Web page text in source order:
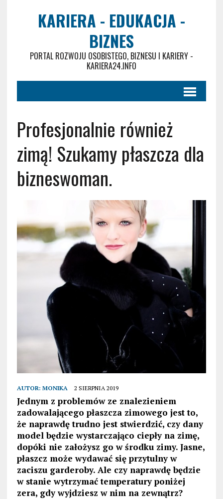
KARIERA - EDUKACJA -
BIZNES
PORTAL ROZWOJU OSOBISTEGO, BIZNESU I KARIERY -
KARIERA24.INFO
Profesjonalnie również
zimą! Szukamy płaszcza dla
bizneswoman.
AUTOR: MONIKA 2 SIERPNIA 2019
Jednym z problemów ze znalezieniem
zadowalającego płaszcza zimowego jest to,
że naprawdę trudno jest stwierdzić, czy dany
model będzie wystarczająco ciepły na zimę,
dopóki nie założysz go w środku zimy. Jasne,
płaszcz może wydawać się przytulny w
zaciszu garderoby. Ale czy naprawdę będzie
w stanie wytrzymać temperatury poniżej
zera, gdy wyjdziesz w nim na zewnątrz?